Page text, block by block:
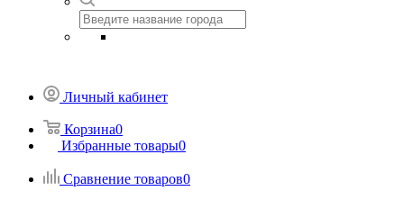
Личный кабинет
Корзина0
Избранные товары0
Сравнение товаров0